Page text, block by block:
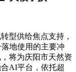
供给焦点支持，
地使用的主要冲
将为庆阳市天然资
AI平台，依托超